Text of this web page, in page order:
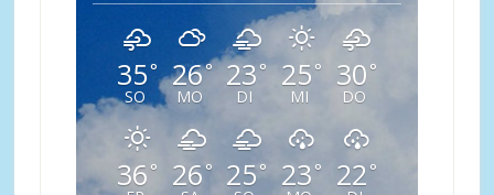
35°
SO
26°
MO
23°
DI
25 °
MI
30 °
DO
36 ° 26° 25° 23 ° 22 °